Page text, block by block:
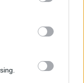
party tags to
in below Google